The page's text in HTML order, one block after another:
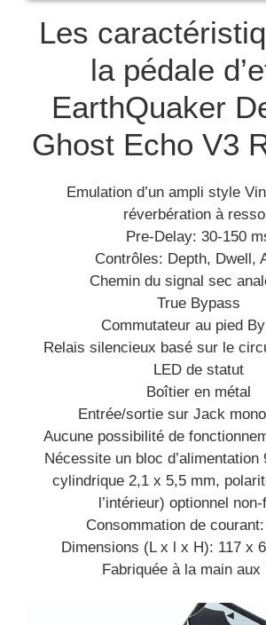
Les
la pédale
EarthQuaker
Ghost Echo V3
Emulation d’un ampli style
réverbération à
Pre-Delay: 30-150
Contrôles: Depth, Dwell,
Chemin du signal sec
True Bypass
Commutateur au pied
Relais silencieux basé sur le
LED de statut
Boîtier en métal
Entrée/sortie sur Jack
Aucune possibilité de
Nécessite un bloc
cylindrique 2,1 x 5,5 mm,
l’intérieur) optionnel
Consommation de
Dimensions (L x l x H): 117 x
Fabriquée à la main aux